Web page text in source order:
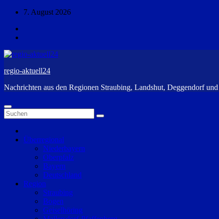
Zum
springen
7. August 2026
regio-aktuell24
Nachrichten aus den Regionen Straubing, Landshut, Deggendorf
Überregional
Niederbayern
Oberpfalz
Bayern
Deutschland
Region
Straubing
Bogen
Geiselhöring